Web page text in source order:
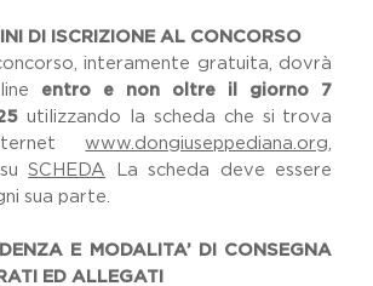
DI ISCRIZIONE AL CONCORSO
interamente gratuita, dovrà
entro e non oltre il giorno 7
utilizzando la scheda che si trova
www.dongiuseppediana.org,
suSCHEDA La scheda deve essere
sua parte.
E MODALITA’ DI CONSEGNA
ED ALLEGATI